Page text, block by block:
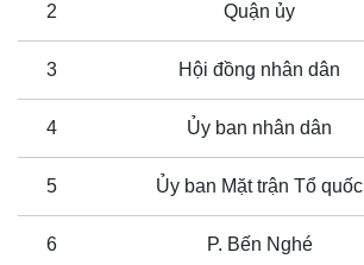
2 Quận ủy
3 Hội đồng nhân dân
4 Ủy ban nhân dân
5 Ủy ban Mặt trận Tổ quốc
6 P. Bến Nghé